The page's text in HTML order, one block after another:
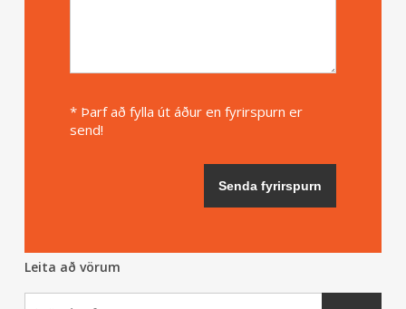
* Þarf að fylla út áður en fyrirspurn er
send!
Leita að vörum